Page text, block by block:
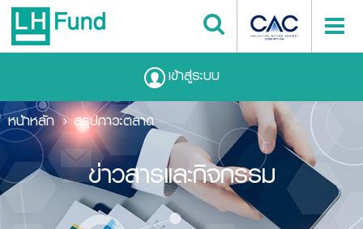
เข้าสู่ระบบ
ข่าวสารและกิจกรรม
หน้าหลัก สรุปภาวะตลาด